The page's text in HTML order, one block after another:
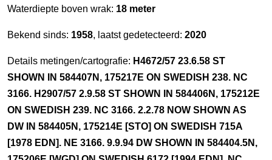
Waterdiepte boven wrak: 18 meter
Bekend sinds: 1958, laatst gedetecteerd: 2020
Details metingen/cartografie: H4672/57 23.6.58 ST
SHOWN IN 584407N, 175217E ON SWEDISH 238. NC
3166. H2907/57 2.9.58 ST SHOWN IN 584406N, 175212E
ON SWEDISH 239. NC 3166. 2.2.78 NOW SHOWN AS
DW IN 584405N, 175214E [STO] ON SWEDISH 715A
[1978 EDN]. NE 3166. 9.9.94 DW SHOWN IN 584404.5N,